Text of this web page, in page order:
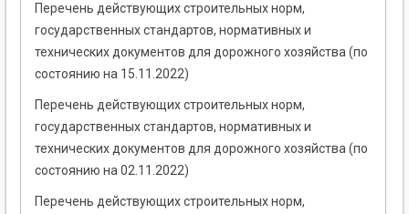
Перечень действующих строительных норм,
государственных стандартов, нормативных и
технических документов для дорожного хозяйства (по
состоянию на 15.11.2022)
Перечень действующих строительных норм,
государственных стандартов, нормативных и
технических документов для дорожного хозяйства (по
состоянию на 02.11.2022)
Перечень действующих строительных норм,